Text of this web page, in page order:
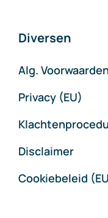
Diversen
Alg. Voorwaarden
Privacy (EU)
Disclaimer
Cookiebeleid